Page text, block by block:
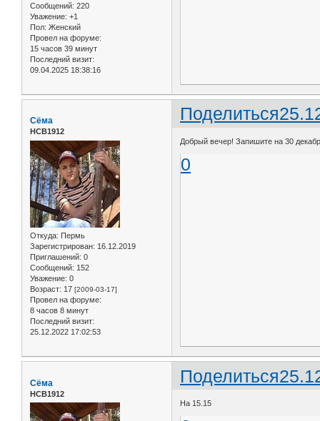
Сообщений: 220
Уважение: +1
Пол: Женский
Провел на форуме:
15 часов 39 минут
Последний визит:
09.04.2025 18:38:16
Поделиться
Сёма
НСВ1912
Откуда: Пермь
Зарегистрирован: 16.12.2019
Приглашений: 0
Сообщений: 152
Уважение: 0
Возраст: 17 [2009-03-17]
Провел на форуме:
8 часов 8 минут
Последний визит:
25.12.2022 17:02:53
Добрый вечер! Запишите на 30
0
Поделиться
Сёма
НСВ1912
На 15.15